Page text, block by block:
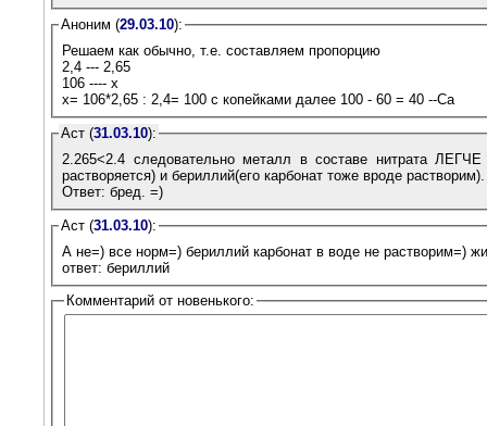
Аноним (29.03.10):
Решаем как обычно, т.е. составляем пропорцию
2,4 --- 2,65
106 ---- х
х= 106*2,65 : 2,4= 100 с копейками далее 100 - 60 = 40 --Са
Аст (31.03.10):
2.265<2.4 следовательно металл в составе нитрата ЛЕГЧЕ
растворяется) и бериллий(его карбонат тоже вроде растворим).
Ответ: бред. =)
Аст (31.03.10):
А не=) все норм=) бериллий карбонат в воде не растворим=)
ответ: бериллий
Комментарий от новенького: